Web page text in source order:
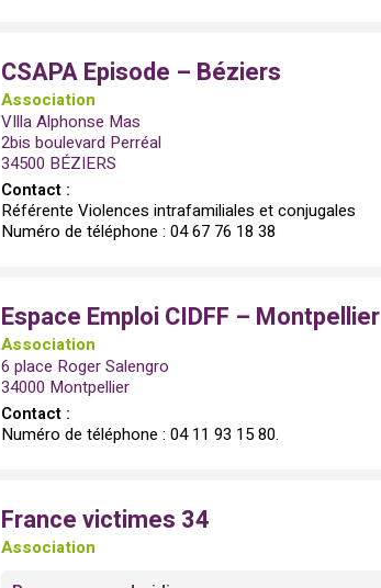
CSAPA Episode – Béziers
Association
VIlla Alphonse Mas
2bis boulevard Perréal
34500 BÉZIERS
Contact :
Référente Violences intrafamiliales et conjugales
Numéro de téléphone : 04 67 76 18 38
Espace Emploi CIDFF – Montpellier
Association
6 place Roger Salengro
34000 Montpellier
Contact :
Numéro de téléphone : 04 11 93 15 80.
France victimes 34
Association